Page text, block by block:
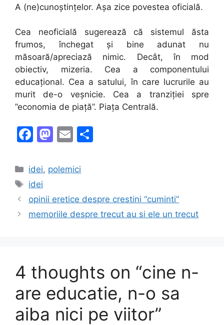
A (ne)cunoștințelor. Așa zice povestea oficială.
Cea neoficială sugerează că sistemul ăsta
frumos, închegat și bine adunat nu
măsoară/apreciază nimic. Decât, în mod
obiectiv, mizeria. Cea a componentului
educațional. Cea a satului, în care lucrurile au
murit de-o veșnicie. Cea a tranziției spre
”economia de piață”. Piața Centrală.
F
c
e
b
o
M
st
d
o
E
ai
Categories
idei, polemici
Tags
idei
opinii eretice despre crestini “cuminti”
memoriile despre trecut au si ele un trecut
4 thoughts on “cine n-
are educatie, n-o sa
aiba nici pe viitor”